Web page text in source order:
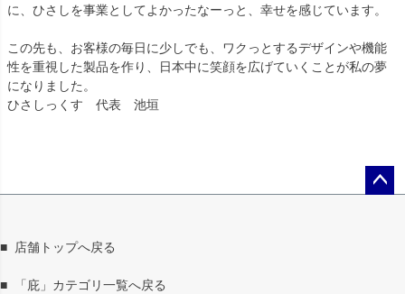
に、ひさしを事業としてよかったなーっと、幸せを感じています。
この先も、お客様の毎日に少しでも、ワクっとするデザインや機能
性を重視した製品を作り、日本中に笑顔を広げていくことが私の夢
になりました。
ひさしっくす 代表 池垣
■ 店舗トップへ戻る
■ 「庇」カテゴリ一覧へ戻る